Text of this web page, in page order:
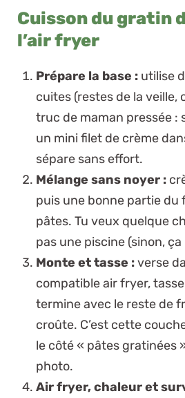
Cuisson du gratin
l’air fryer
Prépare la base : utilise
cuites (restes de la veille,
truc de maman pressée :
un mini filet de crème
sépare sans effort.
Mélange sans noyer :
puis une bonne partie du
pâtes. Tu veux quelque
pas une piscine (sinon,
Monte et tasse :verse
compatible air fryer,
termine avec le reste de
croûte. C’est cette
le côté « pâtes gratinées
photo.
Air fryer, chaleur et